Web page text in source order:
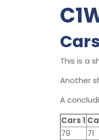
This is a
Another
A
Cars 1
79
71